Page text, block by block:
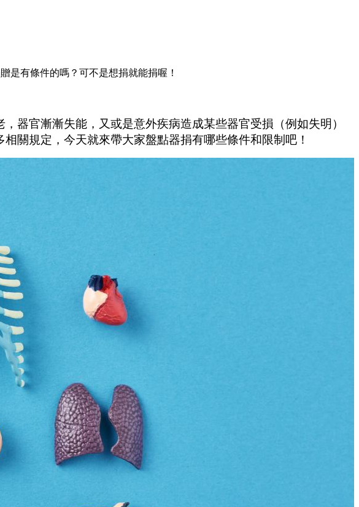
是有條件的嗎？可不是想捐就能捐喔！
器官漸漸失能，又或是意外疾病造成某些器官受損（例如失明）
關規定，今天就來帶大家盤點器捐有哪些條件和限制吧！